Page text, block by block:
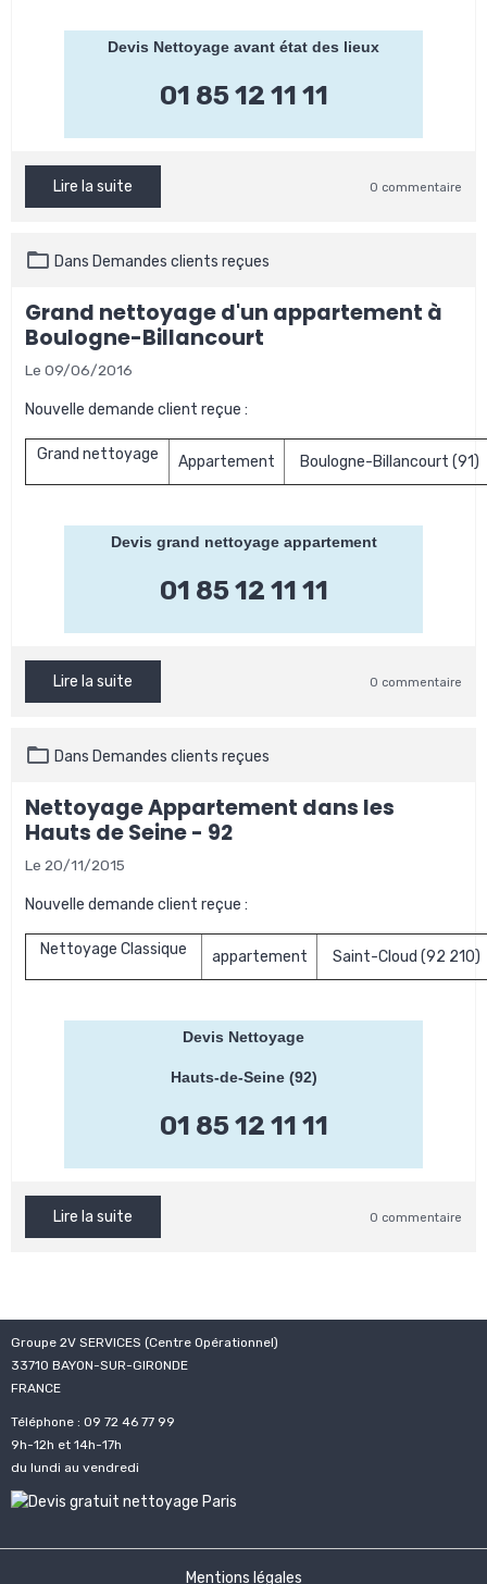
Devis Nettoyage avant état des lieux
01 85 12 11 11
Lire la suite 0 commentaire
Dans Demandes clients reçues
Grand nettoyage d'un appartement à
Boulogne-Billancourt
Le 09/06/2016
Nouvelle demande client reçue :
Grand nettoyage Appartement Boulogne-Billancourt (91)
Devis grand nettoyage appartement
01 85 12 11 11
Lire la suite 0 commentaire
Dans Demandes clients reçues
Nettoyage Appartement dans les
Hauts de Seine - 92
Le 20/11/2015
Nouvelle demande client reçue :
Nettoyage Classique appartement Saint-Cloud (92 210)
Devis Nettoyage
Hauts-de-Seine (92)
01 85 12 11 11
Lire la suite 0 commentaire
Groupe 2V SERVICES (Centre Opérationnel)
33710 BAYON-SUR-GIRONDE
FRANCE
Téléphone : 09 72 46 77 99
9h-12h et 14h-17h
du lundi au vendredi
Mentions légales